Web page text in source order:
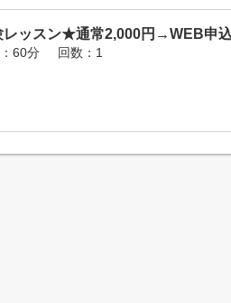
レッスン★通常2,000円→WEB申込
60分 回数：1